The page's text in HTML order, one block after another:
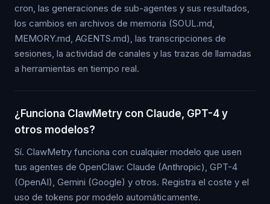
cron, las generaciones de sub-agentes y sus resultados,
los cambios en archivos de memoria (SOUL.md,
MEMORY.md, AGENTS.md), las transcripciones de
sesiones, la actividad de canales y las trazas de llamadas
a herramientas en tiempo real.
¿Funciona ClawMetry con Claude, GPT-4 y
otros modelos?
Sí. ClawMetry funciona con cualquier modelo que usen
tus agentes de OpenClaw: Claude (Anthropic), GPT-4
(OpenAI), Gemini (Google) y otros. Registra el coste y el
uso de tokens por modelo automáticamente.